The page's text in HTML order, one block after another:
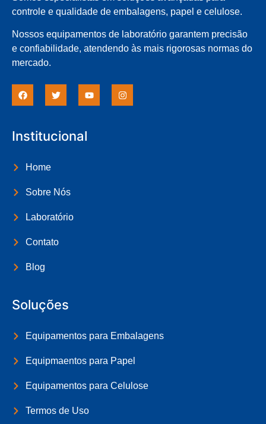
controle e qualidade de embalagens, papel e celulose.
Nossos equipamentos de laboratório garantem precisão
e confiabilidade, atendendo às mais rigorosas normas do
mercado.
Institucional
Home
Sobre Nós
Laboratório
Contato
Blog
Soluções
Equipamentos para Embalagens
Equipmaentos para Papel
Equipamentos para Celulose
Termos de Uso